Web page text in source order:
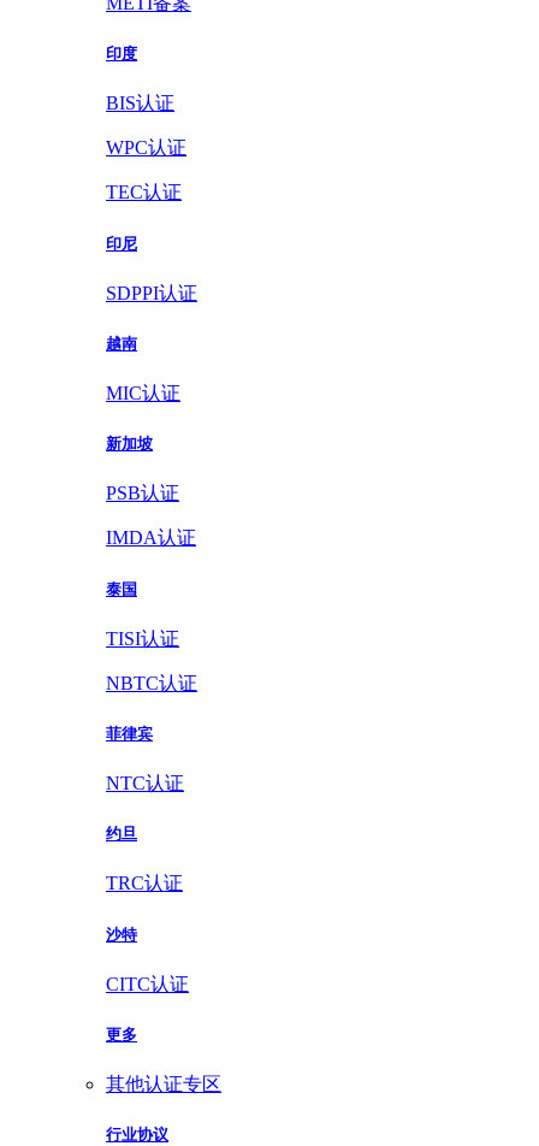
印度
BIS认证
WPC认证
TEC认证
印尼
SDPPI认证
越南
MIC认证
新加坡
PSB认证
IMDA认证
泰国
TISI认证
NBTC认证
菲律宾
NTC认证
约旦
TRC认证
沙特
CITC认证
更多
其他认证专区
行业协议